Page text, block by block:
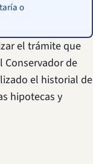
o
el trámite que
Conservador de
el historial de
hipotecas y